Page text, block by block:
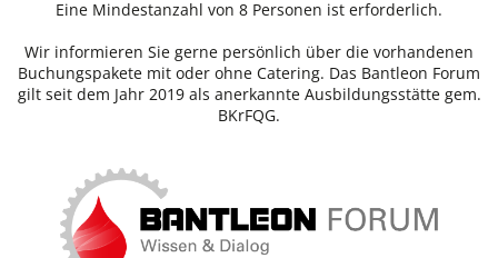
Eine Mindestanzahl von 8 Personen ist erforderlich.
Wir informieren Sie gerne persönlich über die vorhandenen
Buchungspakete mit oder ohne Catering. Das Bantleon Forum
gilt seit dem Jahr 2019 als anerkannte Ausbildungsstätte gem.
BKrFQG.